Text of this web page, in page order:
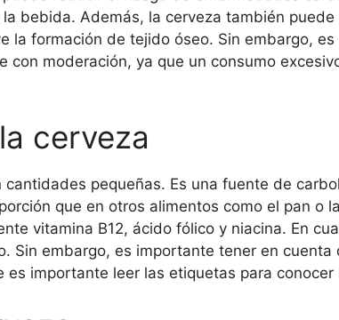
bebida. Además, la cerveza también
la formación de tejido óseo. Sin embargo,
con moderación, ya que un consumo
cerveza
pequeñas. Es una fuente de
que en otros alimentos como el pan o
vitamina B12, ácido fólico y niacina. En
Sin embargo, es importante tener en
importante leer las etiquetas para